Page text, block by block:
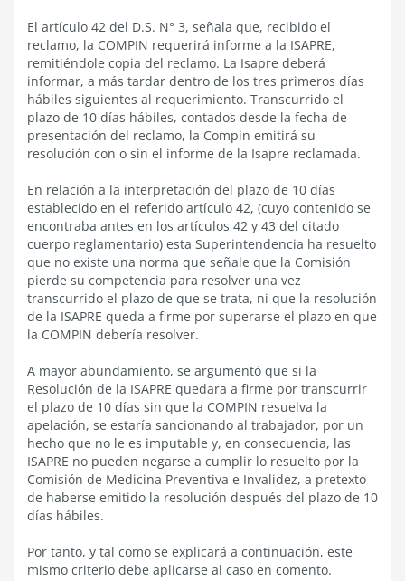
El artículo 42 del D.S. N° 3, señala que, recibido el
reclamo, la COMPIN requerirá informe a la ISAPRE,
remitiéndole copia del reclamo. La Isapre deberá
informar, a más tardar dentro de los tres primeros días
hábiles siguientes al requerimiento. Transcurrido el
plazo de 10 días hábiles, contados desde la fecha de
presentación del reclamo, la Compin emitirá su
resolución con o sin el informe de la Isapre reclamada.
En relación a la interpretación del plazo de 10 días
establecido en el referido artículo 42, (cuyo contenido se
encontraba antes en los artículos 42 y 43 del citado
cuerpo reglamentario) esta Superintendencia ha resuelto
que no existe una norma que señale que la Comisión
pierde su competencia para resolver una vez
transcurrido el plazo de que se trata, ni que la resolución
de la ISAPRE queda a firme por superarse el plazo en que
la COMPIN debería resolver.
A mayor abundamiento, se argumentó que si la
Resolución de la ISAPRE quedara a firme por transcurrir
el plazo de 10 días sin que la COMPIN resuelva la
apelación, se estaría sancionando al trabajador, por un
hecho que no le es imputable y, en consecuencia, las
ISAPRE no pueden negarse a cumplir lo resuelto por la
Comisión de Medicina Preventiva e Invalidez, a pretexto
de haberse emitido la resolución después del plazo de 10
días hábiles.
Por tanto, y tal como se explicará a continuación, este
mismo criterio debe aplicarse al caso en comento.